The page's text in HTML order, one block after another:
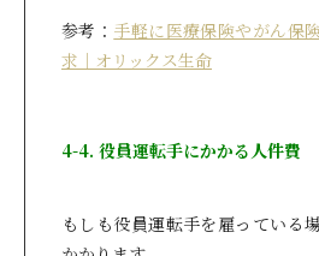
参考： 手軽に医療保険やがん保
求｜オリックス生命
4-4. 役員運転手にかかる人件費
もしも役員運転手を雇っている